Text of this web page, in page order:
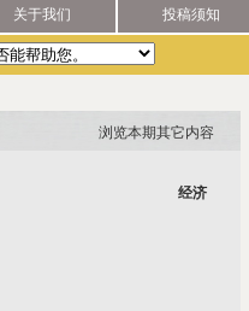
关于我们 投稿须知
浏览本期其它内容
经济